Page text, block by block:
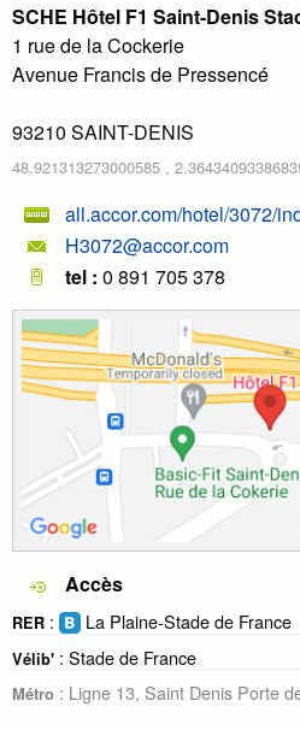
SCHE Hôtel F1 Saint-Denis
1 rue de la Cockerie
Avenue Francis de Pressencé
93210 SAINT-DENIS
48.921313273000585 ,
all.accor.com/hotel/3072/
H3072@accor.com
tel : 0 891 705 378
Accès
RER : La Plaine-Stade de France
Vélib' : Stade de France
Métro : Ligne 13, Saint Denis Porte